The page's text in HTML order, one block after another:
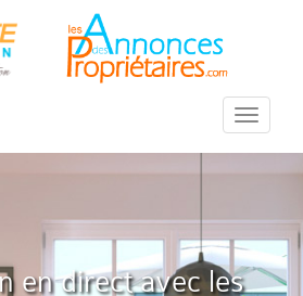
::Menu::
en direct avec les